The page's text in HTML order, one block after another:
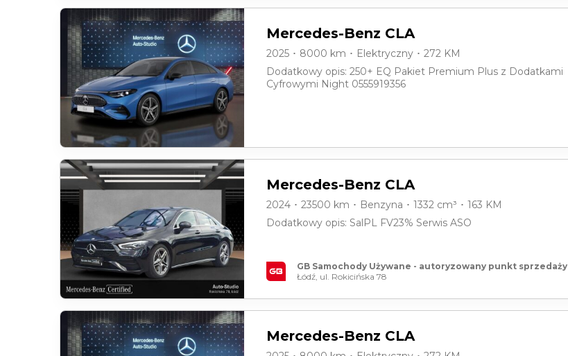
Mercedes-Benz CLA
2025 ･ 8000 km ･ Elektryczny ･ 272 KM
Dodatkowy opis: 250+ EQ Pakiet Premium Plus z Dodatkami
Cyfrowymi Night 0555919356
Mercedes-Benz CLA
2024 ･ 23500 km ･ Benzyna ･ 1332 cm³ ･ 163 KM
Dodatkowy opis: SalPL FV23% Serwis ASO
GB Samochody Używane - autoryzowany punkt sprzedaży
Łódź, ul. Rokicińska 78
Mercedes-Benz CLA